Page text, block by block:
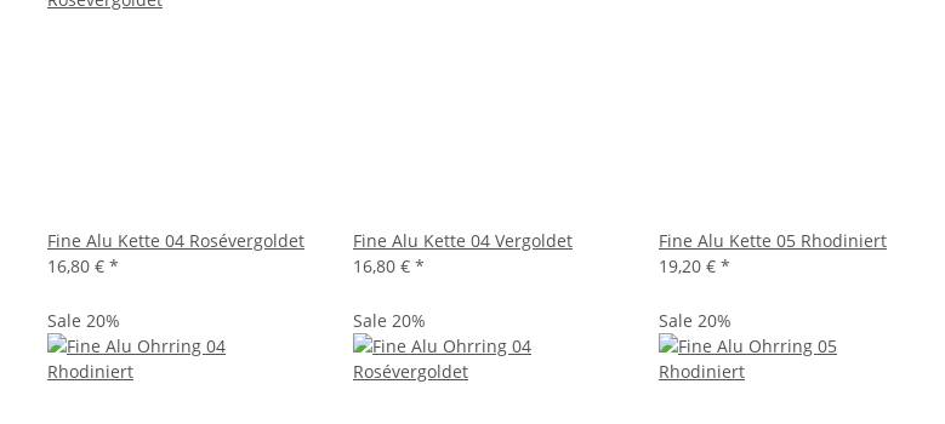
Fine Alu Kette 04 Rosévergoldet
16,80 € *
Fine Alu Kette 04 Vergoldet
16,80 € *
Fine Alu Kette 05 Rhodiniert
19,20 € *
Sale 20% Sale 20% Sale 20%